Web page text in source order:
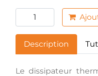
Description
Le dissipateur